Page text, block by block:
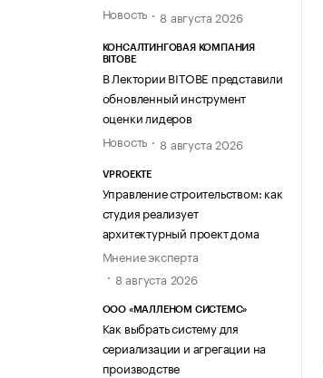
Новость
8 августа 2026
КОНСАЛТИНГОВАЯ КОМПАНИЯ
BITOBE
В Лектории BITOBE представили
обновленный инструмент
оценки лидеров
Новость
8 августа 2026
VPROEKTE
Управление строительством: как
студия реализует
архитектурный проект дома
Мнение эксперта
8 августа 2026
ООО «МАЛЛЕНОМ СИСТЕМС»
Как выбрать систему для
сериализации и агрегации на
производстве